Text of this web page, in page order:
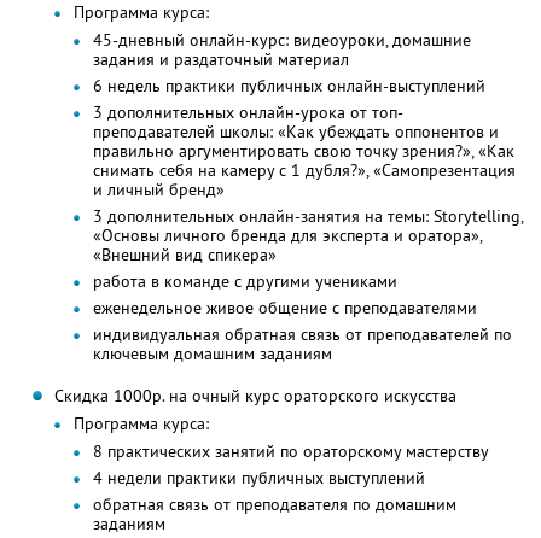
Программа курса:
45-дневный онлайн-курс: видеоуроки, домашние
задания и раздаточный материал
6 недель практики публичных онлайн-выступлений
3 дополнительных онлайн-урока от топ-
преподавателей школы: «Как убеждать оппонентов и
правильно аргументировать свою точку зрения?», «Как
снимать себя на камеру с 1 дубля?», «Самопрезентация
и личный бренд»
3 дополнительных онлайн-занятия на темы: Storytelling,
«Основы личного бренда для эксперта и оратора»,
«Внешний вид спикера»
работа в команде с другими учениками
еженедельное живое общение с преподавателями
индивидуальная обратная связь от преподавателей по
ключевым домашним заданиям
Скидка 1000р. на очный курс ораторского искусства
Программа курса:
8 практических занятий по ораторскому мастерству
4 недели практики публичных выступлений
обратная связь от преподавателя по домашним
заданиям